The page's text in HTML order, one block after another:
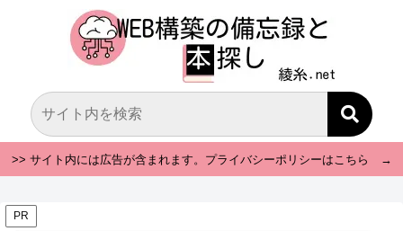
>> サイト内には広告が含まれます。プライバシーポリシーはこちら →
PR